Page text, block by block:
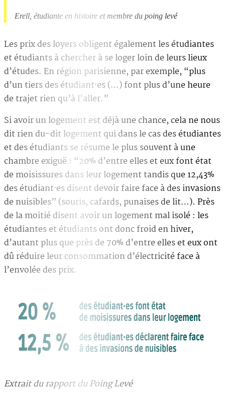
Erell, étudiante en histoire et membre du poing levé
Les prix des loyers obligent également les étudiantes
et étudiants à chercher à se loger loin de leurs lieux
d’études. En région parisienne, par exemple, “plus
d’un tiers des étudiant·es (…) font plus d’une heure
de trajet rien qu’à l’aller.”
Si avoir un logement est déjà une chance, cela ne nous
dit rien du-dit logement qui dans le cas des étudiantes
et des étudiants se résume le plus souvent à une
chambre exiguë : “20% d’entre elles et eux font état
de moisissures dans leur logement tandis que 12,43%
des étudiant·es disent devoir faire face à des invasions
de nuisibles” (souris, cafards, punaises de lit…). Près
de la moitié disent avoir un logement mal isolé : les
étudiantes et étudiants ont donc froid en hiver,
d’autant plus que près de 70% d’entre elles et eux ont
dû réduire leur consommation d’électricité face à
l’envolée des prix.
Extrait du rapport du Poing Levé